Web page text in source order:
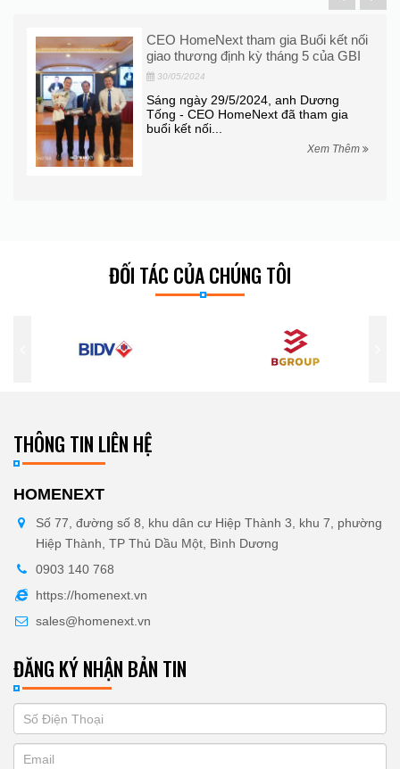
CEO HomeNext tham gia Buổi kết nối
giao thương định kỳ tháng 5 của GBI
30/05/2024
Sáng ngày 29/5/2024, anh Dương
Tống - CEO HomeNext đã tham gia
buổi kết nối...
Xem Thêm
ĐỐI TÁC CỦA CHÚNG TÔI
THÔNG TIN LIÊN HỆ
HOMENEXT
Số 77, đường số 8, khu dân cư Hiệp Thành 3, khu 7, phường
Hiệp Thành, TP Thủ Dầu Một, Bình Dương
0903 140 768
https://homenext.vn
sales@homenext.vn
ĐĂNG KÝ NHẬN BẢN TIN
ĐĂNG
KÝ
you
are